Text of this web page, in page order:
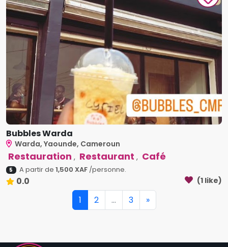
Bubbles Warda
Warda, Yaounde, Cameroun
Restauration , Restaurant , Café
5 A partir de 1,500 XAF/personne.
0.0 (1 like)
1 2 ... 3 »